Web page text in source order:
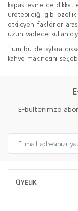
kapasitesine de
üretebildiği gibi
etkileyen faktörler
uzun vadede
Tüm bu detaylara
kahve makinesini
E-bültenimize
ÜYELİK